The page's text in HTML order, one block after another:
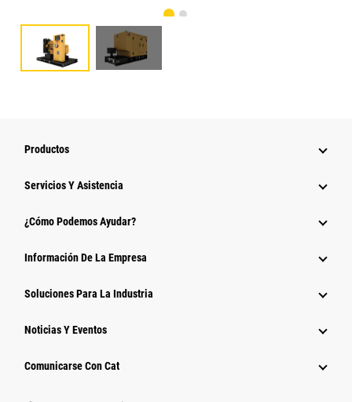
Productos
Servicios Y Asistencia
¿Cómo Podemos Ayudar?
Información De La Empresa
Soluciones Para La Industria
Noticias Y Eventos
Comunicarse Con Cat